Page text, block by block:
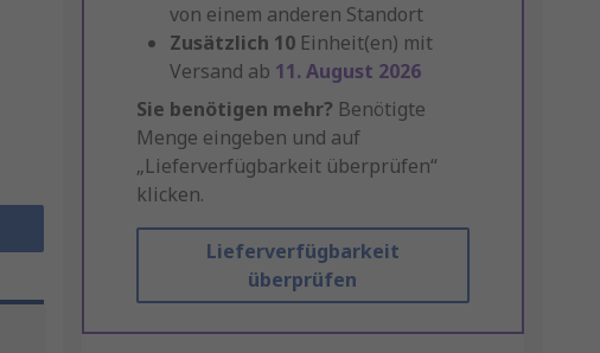
von einem anderen Standort
Zusätzlich 10 Einheit(en) mit
Versand ab 11. August 2026
Sie benötigen mehr? Benötigte
Menge eingeben und auf
„Lieferverfügbarkeit überprüfen“
klicken.
Lieferverfügbarkeit
überprüfen